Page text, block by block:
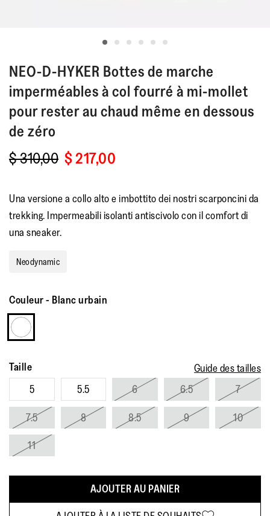
NEO-D-HYKER Bottes de marche
imperméables à col fourré à mi-mollet
pour rester au chaud même en dessous
de zéro
$ 310,00 $ 217,00
Una versione a collo alto e imbottito dei nostri scarponcini da
trekking. Impermeabili isolanti antiscivolo con il comfort di
una sneaker.
Neodynamic
Couleur- Blanc urbain
Taille
Guide des tailles
5
5.5 6 6.5 7
7.5 8 8.5 9 10
11
AJOUTER AU PANIER